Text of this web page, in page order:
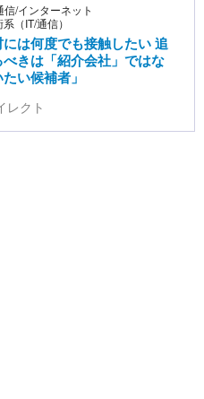
信/インターネット
（IT/通信）
には何度でも接触したい 追
きは「紹介会社」ではな
い候補者」
レクト